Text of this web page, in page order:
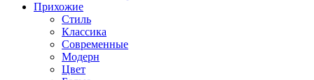
Прихожие
Стиль
Классика
Современные
Модерн
Цвет